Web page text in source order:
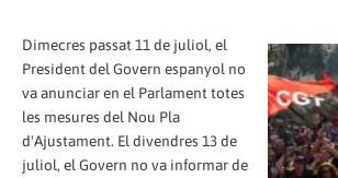
Dimecres passat 11 de juliol, el
President del Govern espanyol no
va anunciar en el Parlament totes
les mesures del Nou Pla
d'Ajustament. El divendres 13 de
juliol, el Govern no va informar de